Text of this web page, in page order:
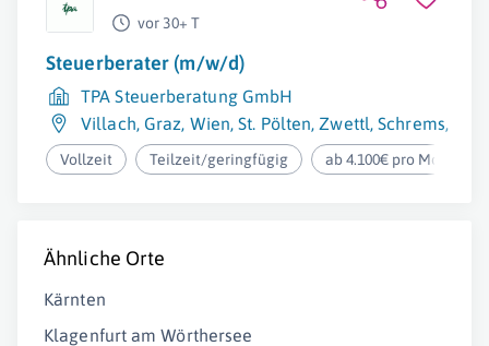
vor 30+ T
Steuerberater (m/w/d)
TPA Steuerberatung GmbH
Villach, Graz, Wien,St. Pölten, Zwettl,Schrems,
Vollzeit Teilzeit/geringfügig ab 4.100€ pro Monat
Ähnliche Orte
Kärnten
Klagenfurt am Wörthersee